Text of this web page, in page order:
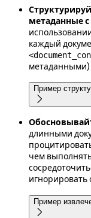
метаданные
каждый
метаданными)
Пример

длинными
чем
игнорировать
Пример
